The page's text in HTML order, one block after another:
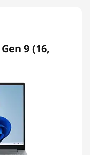
9 (16,